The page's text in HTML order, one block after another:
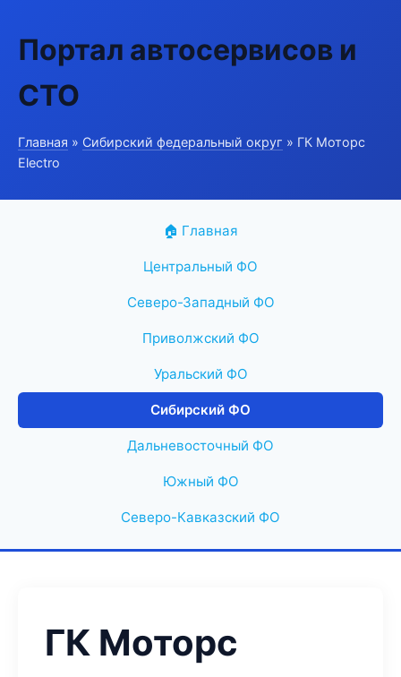
Портал автосервисов и
СТО
Главная » Сибирский федеральный округ » ГК Моторс
Electro
🏠 Главная
Центральный ФО
Северо-Западный ФО
Приволжский ФО
Уральский ФО
Сибирский ФО
Дальневосточный ФО
Южный ФО
Северо-Кавказский ФО
ГК Моторс